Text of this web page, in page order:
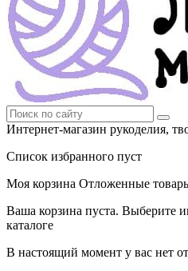
Интернет-магазин рукоделия,
Список избранного пуст
Моя корзина Отложенные
Ваша корзина пуста. Выберите
каталоге
В настоящий момент у вас нет